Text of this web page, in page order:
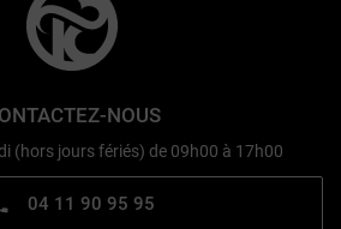
NOUS
(hors jours fériés) de 09h00 à 17h00
04 11 90 95 95